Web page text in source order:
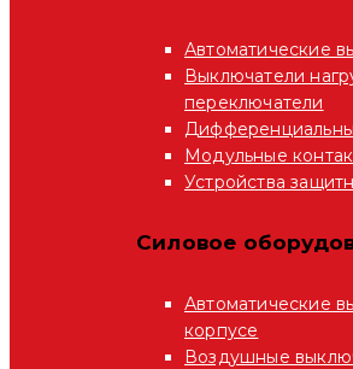
Автоматические
Выключатели
переключатели
Модульные
Устройства
Силовое
Автоматические
корпусе
Воздушные